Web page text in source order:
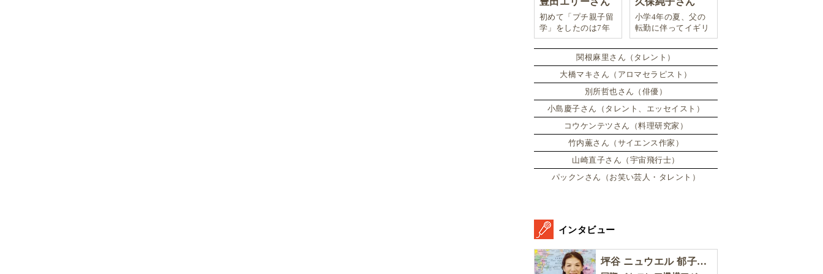
初めて「プチ親子留
学」をしたのは7年
前。娘は2週間ロン
ドンのサマースクー
ルに通い、英語劇に
挑戦したり、
小学4年の夏、父の
転勤に伴ってイギリ
スに引っ越した。
関根麻里さん（タレント）
大橋マキさん（アロマセラピスト）
別所哲也さん（俳優）
小島慶子さん（タレント、エッセイスト）
コウケンテツさん（料理研究家）
竹内薫さん（サイエンス作家）
山崎直子さん（宇宙飛行士）
パックンさん（お笑い芸人・タレント）
インタビュー
坪谷 ニュウエル 郁子さん［後編］